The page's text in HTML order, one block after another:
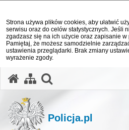
Strona używa plików cookies, aby ułatwić
serwisu oraz do celów statystycznych. Jeśli
zgadzasz się na ich użycie oraz zapisanie
Pamiętaj, że możesz samodzielnie
ustawienia przeglądarki. Brak zmiany
wyrażenie zgody.
Policja.pl